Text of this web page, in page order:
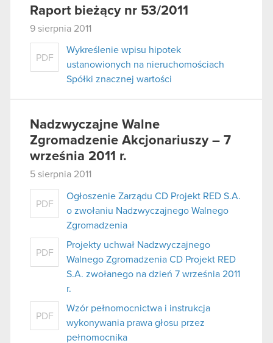
Raport bieżący nr 53/2011
9 sierpnia 2011
PDF
Wykreślenie wpisu hipotek
ustanowionych na nieruchomościach
Spółki znacznej wartości
Nadzwyczajne Walne
Zgromadzenie Akcjonariuszy – 7
września 2011 r.
5 sierpnia 2011
PDF
Ogłoszenie Zarządu CD Projekt RED S.A.
o zwołaniu Nadzwyczajnego Walnego
Zgromadzenia
PDF
Projekty uchwał Nadzwyczajnego
Walnego Zgromadzenia CD Projekt RED
S.A. zwołanego na dzień 7 września 2011
r.
PDF
Wzór pełnomocnictwa i instrukcja
wykonywania prawa głosu przez
pełnomocnika